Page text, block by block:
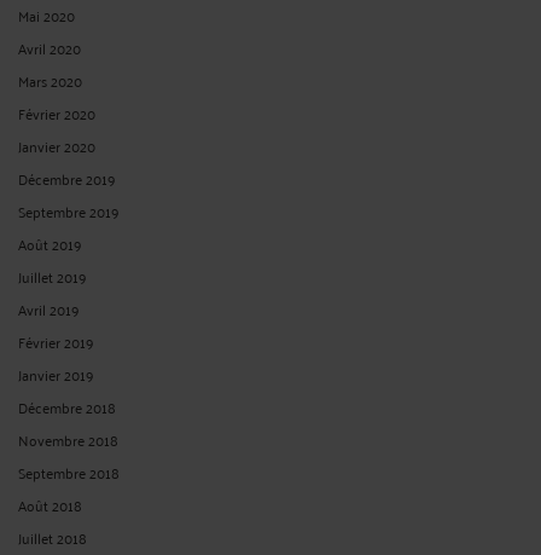
Mai 2020
Avril 2020
Mars 2020
Février 2020
Janvier 2020
Décembre 2019
Septembre 2019
Août 2019
Juillet 2019
Avril 2019
Février 2019
Janvier 2019
Décembre 2018
Novembre 2018
Septembre 2018
Août 2018
Juillet 2018